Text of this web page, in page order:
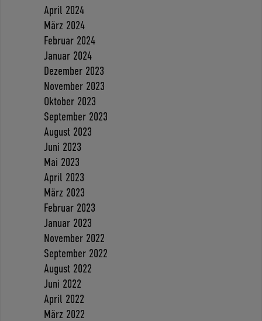
April 2024
März 2024
Februar 2024
Januar 2024
Dezember 2023
November 2023
Oktober 2023
September 2023
August 2023
Juni 2023
Mai 2023
April 2023
März 2023
Februar 2023
Januar 2023
November 2022
September 2022
August 2022
Juni 2022
April 2022
März 2022